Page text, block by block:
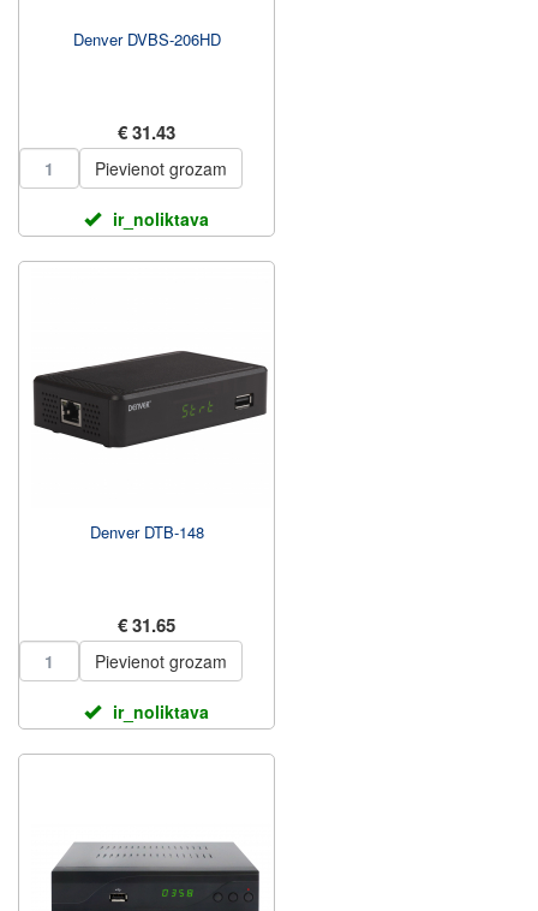
Denver DVBS-206HD
€ 31.43
Pievienot grozam
ir_noliktava
Denver DTB-148
€ 31.65
Pievienot grozam
ir_noliktava